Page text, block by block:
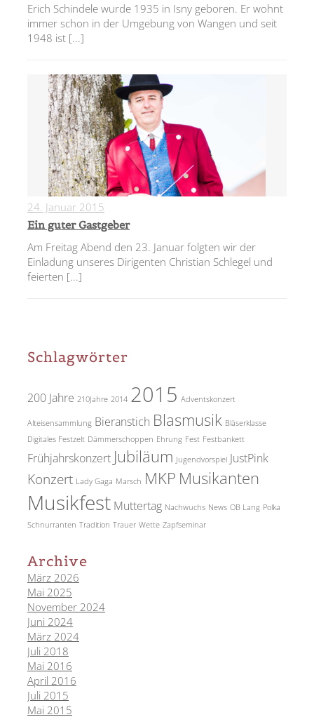
Erich Schindele wurde 1935 in Isny geboren. Er wohnt
immer schon in der Umgebung von Wangen und seit
1948 ist [...]
24. Januar 2015
Ein guter Gastgeber
Am Freitag Abend den 23. Januar folgten wir der
Einladung unseres Dirigenten Christian Schlegel und
feierten [...]
Schlagwörter
200 Jahre 210Jahre 2014 2015 Adventskonzert
Alteisensammlung Bieranstich Blasmusik Bläserklasse
Digitales Festzelt Dämmerschoppen Ehrung Fest Festbankett
Frühjahrskonzert Jubiläum Jugendvorspiel JustPink
Konzert Lady Gaga Marsch MKP Musikanten
Musikfest Muttertag Nachwuchs News OB Lang Polka
Schnurranten Tradition Trauer Wette Zapfseminar
Archive
März 2026
Mai 2025
November 2024
Juni 2024
März 2024
Juli 2018
Mai 2016
April 2016
Juli 2015
Mai 2015